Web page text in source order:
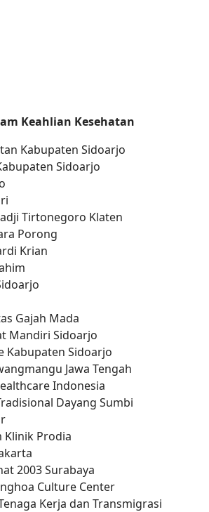
Keahlian Kesehatan
Kabupaten Sidoarjo
Sidoarjo
Tirtonegoro Klaten
Porong
Krian
Gajah Mada
Mandiri Sidoarjo
Kabupaten Sidoarjo
Jawa Tengah
Indonesia
Dayang Sumbi
Prodia
2003 Surabaya
Culture Center
Kerja dan Transmigrasi